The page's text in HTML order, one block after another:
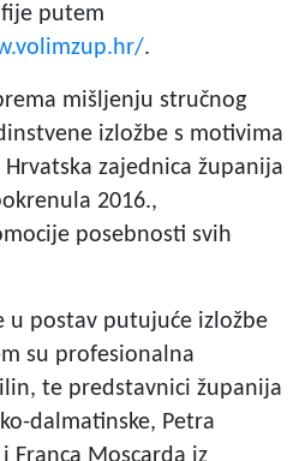
putem
.
mišljenju stručnog
izložbe s motivima
zajednica županija
2016.,
posebnosti svih
u postav putujuće izložbe
su profesionalna
te predstavnici županija
dalmatinske, Petra
Franca Moscarda iz